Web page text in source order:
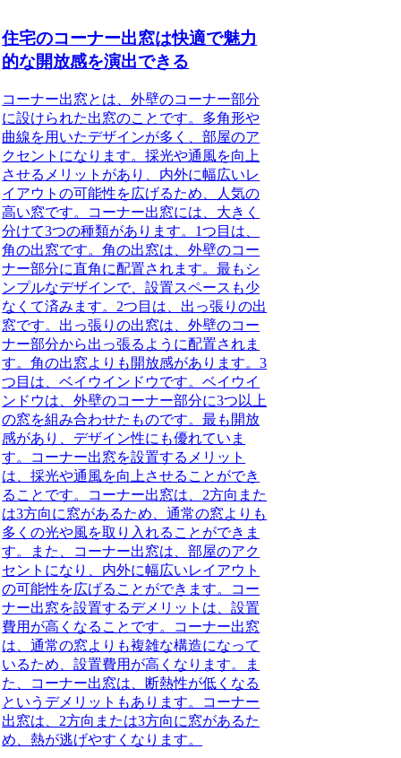
住宅のコーナー出窓は快適で魅力
的な開放感を演出できる
コーナー出窓とは、外壁のコーナー部分
に設けられた出窓のことです。多角形や
曲線を用いたデザインが多く、部屋のア
クセントになります。採光や通風を向上
させるメリットがあり、内外に幅広いレ
イアウトの可能性を広げるため、人気の
高い窓です。コーナー出窓には、大きく
分けて3つの種類があります。1つ目は、
角の出窓です。角の出窓は、外壁のコー
ナー部分に直角に配置されます。最もシ
ンプルなデザインで、設置スペースも少
なくて済みます。2つ目は、出っ張りの出
窓です。出っ張りの出窓は、外壁のコー
ナー部分から出っ張るように配置されま
す。角の出窓よりも開放感があります。3
つ目は、ベイウインドウです。ベイウイ
ンドウは、外壁のコーナー部分に3つ以上
の窓を組み合わせたものです。最も開放
感があり、デザイン性にも優れていま
す。コーナー出窓を設置するメリット
は、採光や通風を向上させることができ
ることです。コーナー出窓は、2方向また
は3方向に窓があるため、通常の窓よりも
多くの光や風を取り入れることができま
す。また、コーナー出窓は、部屋のアク
セントになり、内外に幅広いレイアウト
の可能性を広げることができます。コー
ナー出窓を設置するデメリットは、設置
費用が高くなることです。コーナー出窓
は、通常の窓よりも複雑な構造になって
いるため、設置費用が高くなります。ま
た、コーナー出窓は、断熱性が低くなる
というデメリットもあります。コーナー
出窓は、2方向または3方向に窓があるた
め、熱が逃げやすくなります。